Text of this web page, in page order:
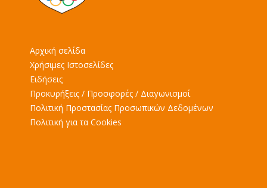
Αρχική σελίδα
Χρήσιμες Ιστοσελίδες
Ειδήσεις
Προκυρήξεις / Προσφορές / Διαγωνισμοί
Πολιτική Προστασίας Προσωπικών Δεδομένων
Πολιτική για τα Cookies